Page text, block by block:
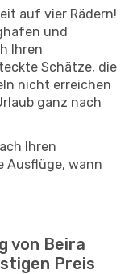
auf vier Rädern!
und
Ihren
Schätze, die
nicht erreichen
ganz nach
Ihren
Ausflüge, wann
von Beira
Preis